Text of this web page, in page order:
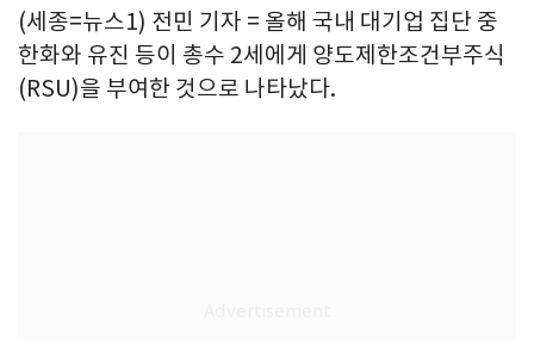
(세종=뉴스1) 전민 기자 = 올해 국내 대기업 집단 중
한화와 유진 등이 총수 2세에게 양도제한조건부주식
(RSU)을 부여한 것으로 나타났다.